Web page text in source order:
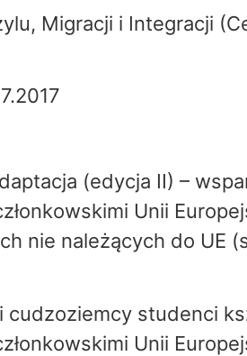
Migracji i Integracji
(edycja II) –
Unii
nie należących do UE
studenci
Unii